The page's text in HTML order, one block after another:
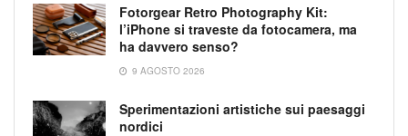
Fotorgear Retro Photography Kit:
l’iPhone si traveste da fotocamera, ma
ha davvero senso?
9 AGOSTO 2026
Sperimentazioni artistiche sui paesaggi
nordici